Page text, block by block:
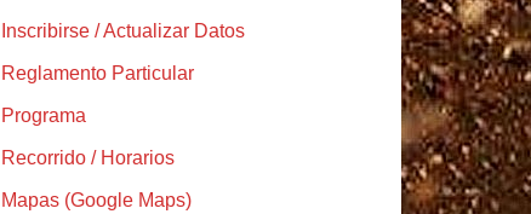
Inscribirse / Actualizar Datos
Reglamento Particular
Programa
Recorrido / Horarios
Mapas (Google Maps)